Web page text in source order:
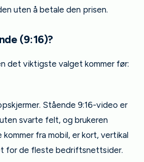
uten å betale den prisen.
(9:16)?
det viktigste valget kommer før:
Stående 9:16-video er
svarte felt, og brukeren
fra mobil, er kort, vertikal
for de fleste bedriftsnettsider.